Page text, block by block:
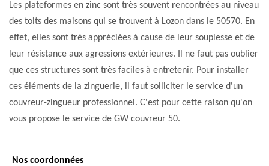
Les plateformes en zinc sont très souvent rencontrées au niveau
des toits des maisons qui se trouvent à Lozon dans le 50570. En
effet, elles sont très appréciées à cause de leur souplesse et de
leur résistance aux agressions extérieures. Il ne faut pas oublier
que ces structures sont très faciles à entretenir. Pour installer
ces éléments de la zinguerie, il faut solliciter le service d'un
couvreur-zingueur professionnel. C'est pour cette raison qu'on
vous propose le service de GW couvreur 50.
Nos coordonnées